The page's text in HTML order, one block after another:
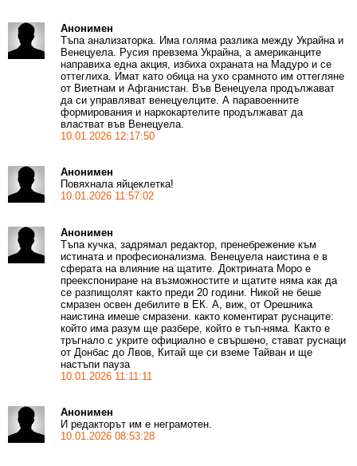
Анонимен
Тъпа анализаторка. Има голяма разлика между Украйна и
Венецуела. Русия превзема Украйна, а американците
направиха една акция, избиха охраната на Мадуро и се
оттеглиха. Имат като обица на ухо срамното им оттегляне
от Виетнам и Афганистан. Във Венецуела продължават
да си управляват венецуелците. А паравоенните
формирования и наркокартелите продължават да
властват във Венецуела.
10.01.2026 12:17:50
Анонимен
Повяхнала яйцеклетка!
10.01.2026 11:57:02
Анонимен
Тъпа кучка, задрямал редактор, пренебрежение към
истината и професионализма. Венецуела наистина е в
сферата на влияние на щатите. Доктрината Моро е
преекспониране на възможностите и щатите няма как да
се разпищолят както преди 20 години. Никой не беше
смразен освен дебилите в ЕК. А, виж, от Орешника
наистина имеше смразени. както коментират руснаците:
който има разум ще разбере, който е тъп-няма. Както е
тръгнало с укрите официално е свършено, стават руснаци
от Донбас до Лвов, Китай ще си вземе Тайван и ще
настъпи пауза
10.01.2026 11:11:11
Анонимен
И редакторът им е неграмотен.
10.01.2026 08:53:28